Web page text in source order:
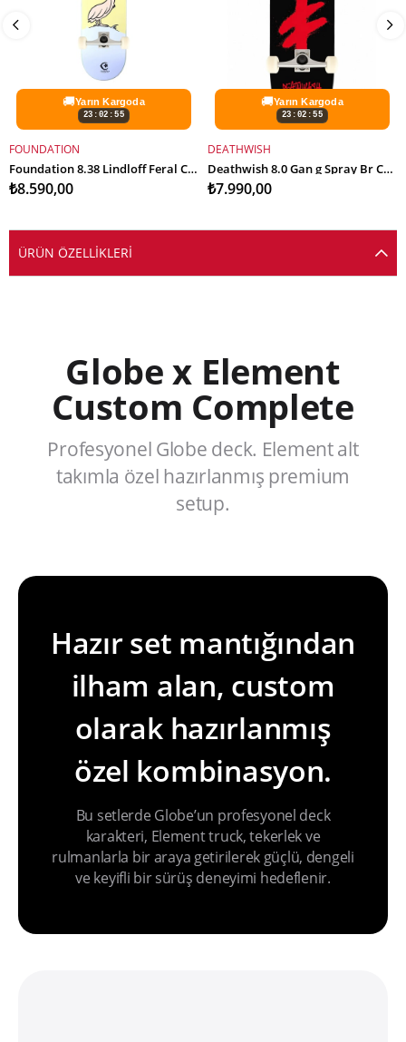
🚚Yarın Kargoda
23:02:54
SEPETE EKLE
FOUNDATION
Foundation 8.38 Lindloff Feral Complete Profesyonel Kaykay
₺8.590,00
🚚Yarın Kargoda
23:02:54
SEPETE EKLE
DEATHWISH
Deathwish 8.0 Gan g Spray Br Complete Profesyonel Kaykay
₺7.990,00
ÜRÜN ÖZELLIKLERI
Globe x Element
Custom Complete
Profesyonel Globe deck. Element alt
takımla özel hazırlanmış premium
setup.
Hazır set mantığından
ilham alan, custom
olarak hazırlanmış
özel kombinasyon.
Bu setlerde Globe’un profesyonel deck
karakteri, Element truck, tekerlek ve
rulmanlarla bir araya getirilerek güçlü, dengeli
ve keyifli bir sürüş deneyimi hedeflenir.